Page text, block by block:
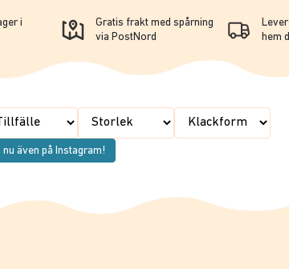
i
Gratis frakt med spårning
via PostNord
hem
nu även på Instagram!